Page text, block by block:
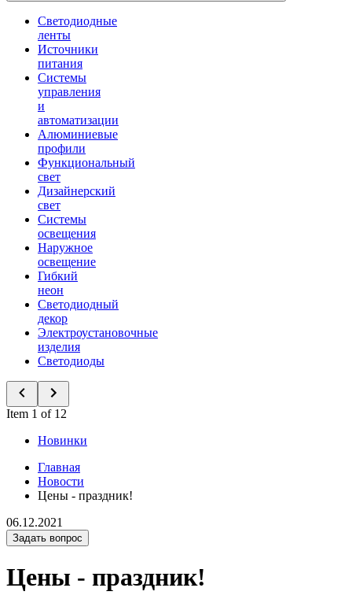
Светодиодные
ленты
Источники
питания
Системы
управления
и
автоматизации
Алюминиевые
профили
Функциональный
свет
Дизайнерский
свет
Системы
освещения
Наружное
освещение
Гибкий
неон
Светодиодный
декор
Электроустановочные
изделия
Светодиоды
Item 1 of 12
Новинки
Главная
Новости
Цены - праздник!
06.12.2021
Задать вопрос
Цены - праздник!